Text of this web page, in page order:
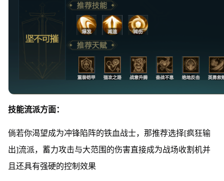
技能流派方面：
倘若你渴望成为冲锋陷阵的铁血战士，那推荐选择[疯狂输
出]流派，蓄力攻击与大范围的伤害直接成为战场收割机并
且还具有强硬的控制效果